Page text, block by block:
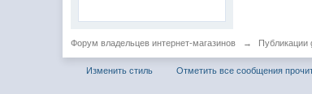
Форум владельцев интернет-магазинов → Публикации
Изменить стиль Отметить все сообщения